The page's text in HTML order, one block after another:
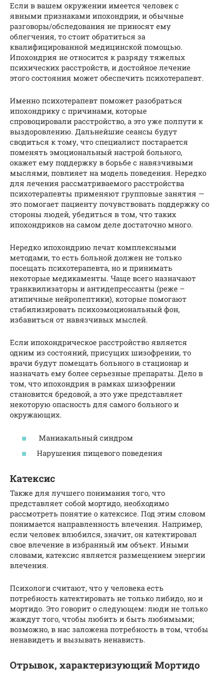
Если в вашем окружении имеется человек с
явными признаками ипохондрии, и обычные
разговоры/обследования не приносят ему
облегчения, то стоит обратиться за
квалифицированной медицинской помощью.
Ипохондрия не относится к разряду тяжелых
психических расстройств, и достойное лечение
этого состояния может обеспечить психотерапевт.
Именно психотерапевт поможет разобраться
ипохондрику с причинами, которые
спровоцировали расстройство, а это уже полпути к
выздоровлению. Дальнейшие сеансы будут
сводиться к тому, что специалист постарается
поменять эмоциональный настрой больного,
окажет ему поддержку в борьбе с навязчивыми
мыслями, повлияет на модель поведения. Нередко
для лечения рассматриваемого расстройства
психотерапевты применяют групповые занятия —
это помогает пациенту почувствовать поддержку со
стороны людей, убедиться в том, что таких
ипохондриков на самом деле достаточно много.
Нередко ипохондрию лечат комплексными
методами, то есть больной должен не только
посещать психотерапевта, но и принимать
некоторые медикаменты. Чаще всего назначают
транквилизаторы и антидепрессанты (реже –
атипичные нейролептики), которые помогают
стабилизировать психоэмоциональный фон,
избавиться от навязчивых мыслей.
Если ипохондрическое расстройство является
одним из состояний, присущих шизофрении, то
врачи будут помещать больного в стационар и
назначать ему более серьезные препараты. Дело в
том, что ипохондрия в рамках шизофрении
становится бредовой, а это уже представляет
некоторую опасность для самого больного и
окружающих.
Маниакальный синдром
Нарушения пищевого поведения
Катексис
Также для лучшего понимания того, что
представляет собой мортидо, необходимо
рассмотреть понятие о катексисе. Под этим словом
понимается направленность влечения. Например,
если человек влюбился, значит, он катектировал
свое влечение в избранный им объект. Иными
словами, катексис является размещением энергии
влечения.
Психологи считают, что у человека есть
потребность катектировать не только либидо, но и
мортидо. Это говорит о следующем: люди не только
жаждут того, чтобы любить и быть любимыми;
возможно, в нас заложена потребность в том, чтобы
ненавидеть и вызывать ненависть.
Отрывок, характеризующий Мортидо